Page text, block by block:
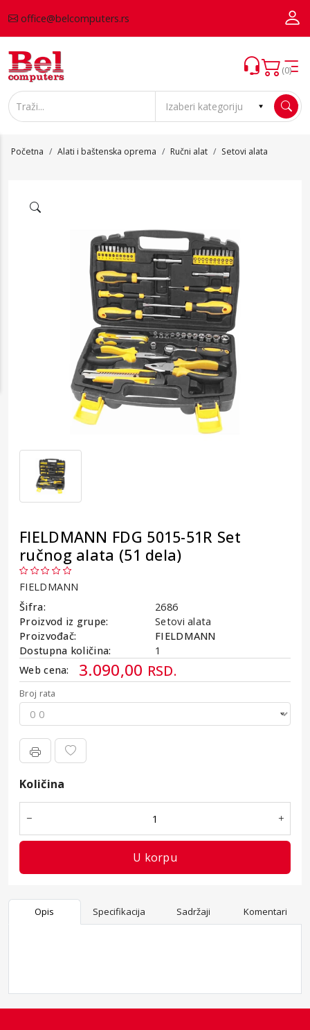
office@belcomputers.rs
(0)
Početna Alati i baštenska oprema Ručni alat Setovi alata
FIELDMANN FDG 5015-51R Set
ručnog alata (51 dela)
FIELDMANN
Šifra:
2686
Proizvod iz grupe:
Setovi alata
Proizvođač:
FIELDMANN
Dostupna količina:
1
Web cena:
3.090,00 RSD.
Broj rata
Kamata
Količina
U korpu
Opis Specifikacija Sadržaji Komentari